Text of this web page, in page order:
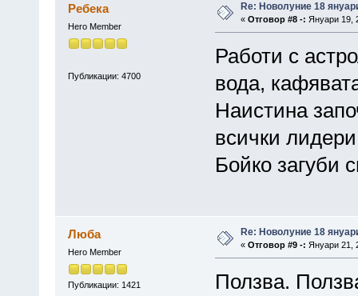
Ребека
Hero Member
Публикации: 4700
Re: Новолуние 18
« Отговор #8 -: Януари 19,
Работи с
вода,
Наистина
всички
Бойко загуби
Люба
Hero Member
Публикации: 1421
Re: Новолуние 18
« Отговор #9 -: Януари 21,
Ползва.